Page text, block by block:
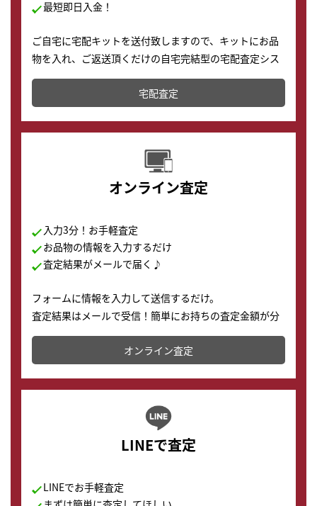
最短即日入金！
ご自宅に宅配キットを送付致しますので、キットにお品
物を入れ、ご返送頂くだけの自宅完結型の宅配査定シス
テムです。
配送でも簡単&安全に査定・買取に出すことが可能で
す。
宅配査定
オンライン査定
入力3分！お手軽査定
お品物の情報を入力するだけ
査定結果がメールで届く♪
フォームに情報を入力して送信するだけ。
査定結果はメールで受信！簡単にお持ちの査定金額が分
かります。
オンライン査定
LINEで査定
LINEでお手軽査定